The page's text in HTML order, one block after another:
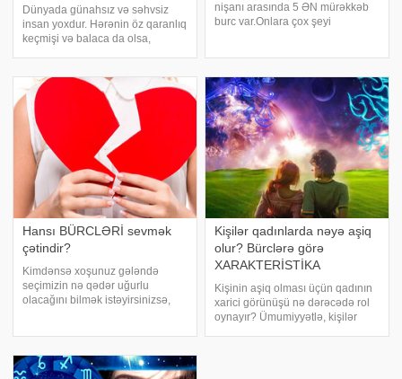
Dünyada günahsız və səhvsiz
insan yoxdur. Hərənin öz qaranlıq
keçmişi və balaca da olsa,
həyatı elə öz səhvlərinin üzərində
öyrənir, onlardan düzgün nəticə
çıxarır
nişanı arasında 5 ƏN mürəkkəb
burc var.Onlara çox şeyi
(dağ keçiləri) - ünsiyyətd
Hansı BÜRCLƏRİ sevmək
çətindir?
Kimdənsə xoşunuz gələndə
seçimizin nə qədər uğurlu
olacağını bilmək istəyirsinizsə,
sizə düşündüyünüzdən də çox
məlumat verə və bəlkə d
Kişilər qadınlarda nəyə aşiq
olur? Bürclərə görə
XARAKTERİSTİKA
Kişinin aşiq olması üçün qadının
xarici görünüşü nə dərəcədə rol
oynayır? Ümumiyyətlə, kişilər